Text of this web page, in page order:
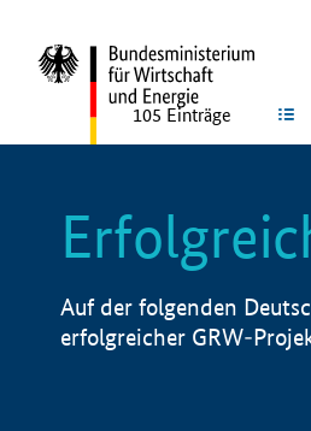
105 Einträge
Auf der folgenden
erfolgreicher GRW-